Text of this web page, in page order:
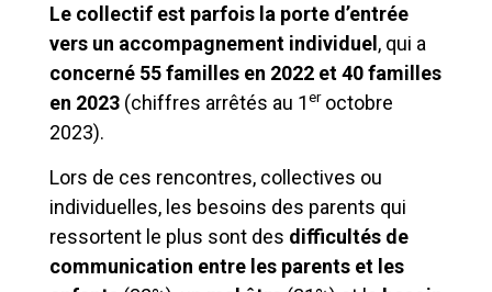
Le collectif est parfois la porte d’entrée
vers un accompagnement individuel, qui a
concerné 55 familles en 2022 et 40 familles
en 2023 (chiffres arrêtés au 1eroctobre
2023).
Lors de ces rencontres, collectives ou
individuelles, les besoins des parents qui
ressortent le plus sont des difficultés de
communication entre les parents et les